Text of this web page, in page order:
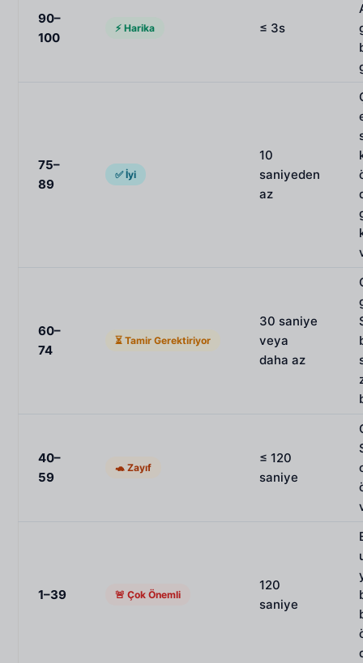
90–
100
⚡ Harika ≤ 3s
75–
89
✅ İyi
10
saniyeden
az
60–
74
⏳ Tamir Gerektiriyor
30 saniye
veya
daha az
40–
59
🐢 Zayıf
≤ 120
saniye
1–39 🚨 Çok Önemli
120
saniye